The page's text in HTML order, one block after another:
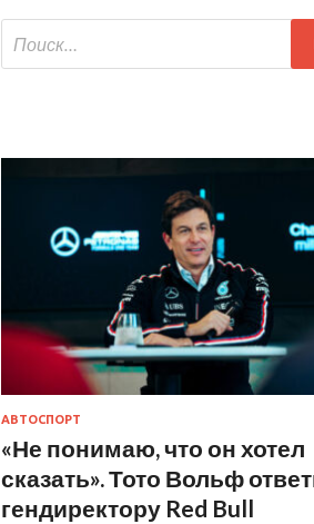
АВТОСПОРТ
«Не понимаю, что он хотел
сказать». Тото Вольф
гендиректору Red Bull